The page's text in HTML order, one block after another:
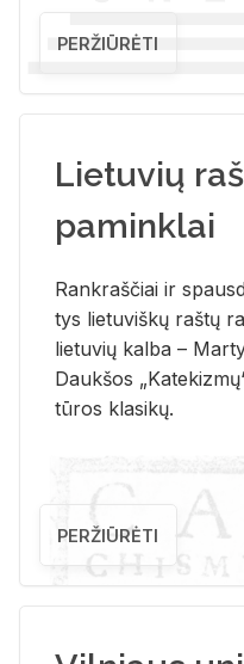
PERŽIŪRĖTI
Lietuvių
paminklai
Rank­raš­čiai ir
tys lie­tu­viš­kų raš­tų
lie­tu­vių kal­ba –
Dauk­šos
tū­ros kla­si­kų.
PERŽIŪRĖTI